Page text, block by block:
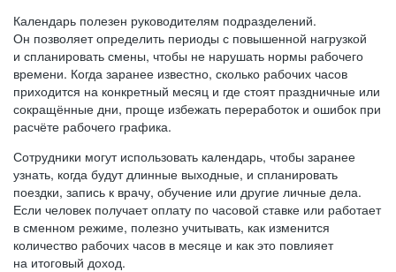
Календарь полезен руководителям подразделений.
Он позволяет определить периоды с повышенной нагрузкой
и спланировать смены, чтобы не нарушать нормы рабочего
времени. Когда заранее известно, сколько рабочих часов
приходится на конкретный месяц и где стоят праздничные или
сокращённые дни, проще избежать переработок и ошибок при
расчёте рабочего графика.
Сотрудники могут использовать календарь, чтобы заранее
узнать, когда будут длинные выходные, и спланировать
поездки, запись к врачу, обучение или другие личные дела.
Если человек получает оплату по часовой ставке или работает
в сменном режиме, полезно учитывать, как изменится
количество рабочих часов в месяце и как это повлияет
на итоговый доход.